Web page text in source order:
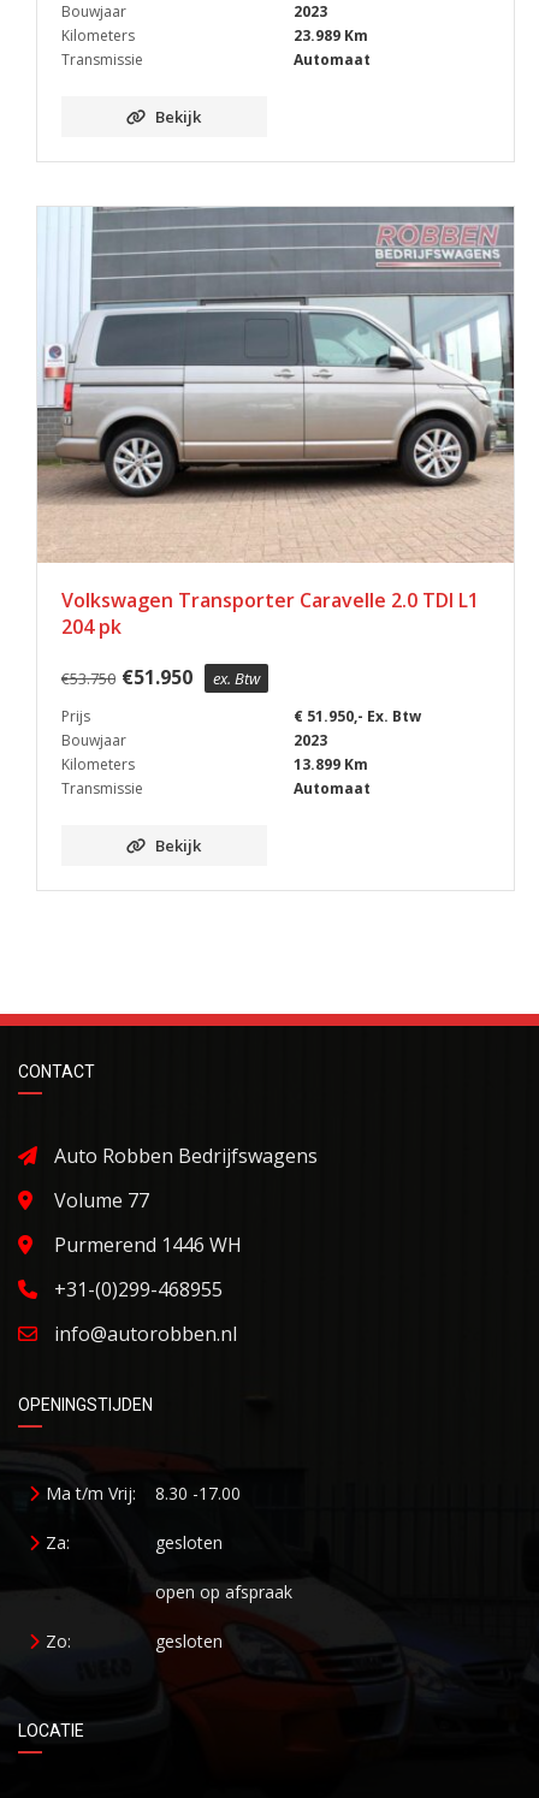
Bouwjaar
2023
Kilometers
23.989 Km
Transmissie
Automaat
Bekijk
Volkswagen Transporter Caravelle 2.0 TDI L1
204 pk
€53.750 €51.950 ex. Btw
Prijs
€ 51.950,- Ex. Btw
Bouwjaar
2023
Kilometers
13.899 Km
Transmissie
Automaat
Bekijk
CONTACT
Auto Robben Bedrijfswagens
Volume 77
Purmerend 1446 WH
+31-(0)299-468955
info@autorobben.nl
OPENINGSTIJDEN
Ma t/m Vrij: 8.30 -17.00
Za: gesloten
open op afspraak
Zo: gesloten
LOCATIE